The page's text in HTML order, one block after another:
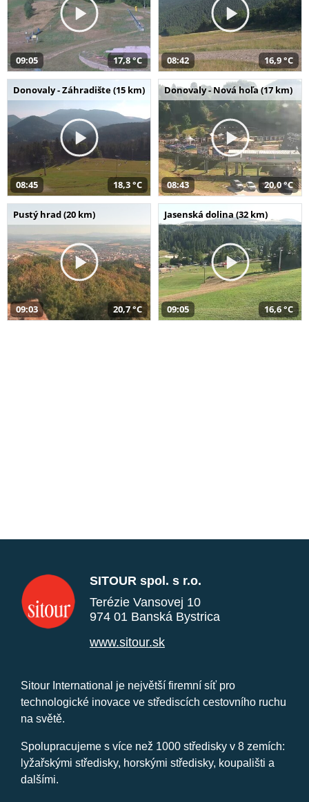
09:05 17,8 °C 08:42 16,9 °C
Donovaly - Záhradište (15 km)
08:45 18,3 °C
Donovaly - Nová hoľa (17 km)
08:43 20,0 °C
Pustý hrad (20 km)
09:03 20,7 °C
Jasenská dolina (32 km)
09:05 16,6 °C
SITOUR spol. s r.o.
Terézie Vansovej 10
974 01 Banská Bystrica
www.sitour.sk
Sitour International je největší firemní síť pro
technologické inovace ve střediscích cestovního ruchu
na světě.
Spolupracujeme s více než 1000 středisky v 8 zemích:
lyžařskými středisky, horskými středisky, koupališti a
dalšími.